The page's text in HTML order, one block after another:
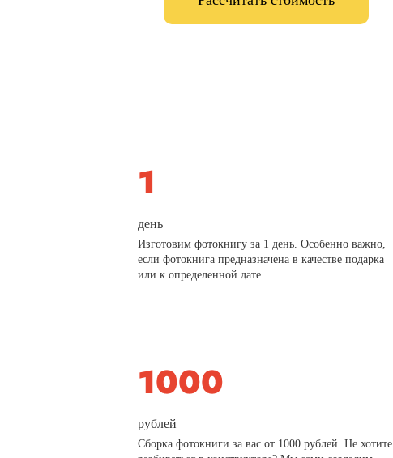
день
Изготовим фотокнигу за 1 день. Особенно важно,
если фотокнига предназначена в качестве подарка
или к определенной дате
рублей
Сборка фотокниги за вас от 1000 рублей. Не хотите